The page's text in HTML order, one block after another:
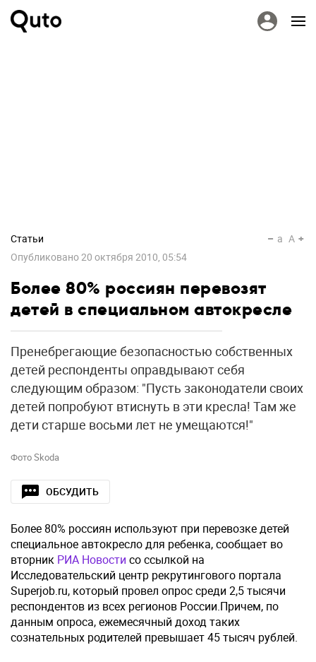
Статьи
Опубликовано20 октября 2010, 05:54
a A
Более 80% россиян перевозят
детей в специальном автокресле
Пренебрегающие безопасностью собственных
детей респонденты оправдывают себя
следующим образом: "Пусть законодатели своих
детей попробуют втиснуть в эти кресла! Там же
дети старше восьми лет не умещаются!"
Фото Skoda
ОБСУДИТЬ
Более 80% россиян используют при перевозке детей
специальное автокресло для ребенка, сообщает во
вторник РИА Новости со ссылкой на
Исследовательский центр рекрутингового портала
Superjob.ru, который провел опрос среди 2,5 тысячи
респондентов из всех регионов России.Причем, по
данным опроса, ежемесячный доход таких
сознательных родителей превышает 45 тысяч рублей.